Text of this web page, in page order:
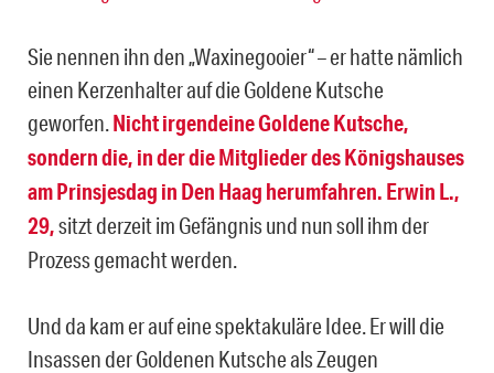
Sie nennen ihn den „Waxinegooier“ – er hatte nämlich
einen Kerzenhalter auf die Goldene Kutsche
geworfen.Nicht irgendeine Goldene Kutsche,
sondern die, in der die Mitglieder des Königshauses
am Prinsjesdag in Den Haag herumfahren. Erwin L.,
29,sitzt derzeit im Gefängnis und nun soll ihm der
Prozess gemacht werden.
Und da kam er auf eine spektakuläre Idee. Er will die
Insassen der Goldenen Kutsche als Zeugen